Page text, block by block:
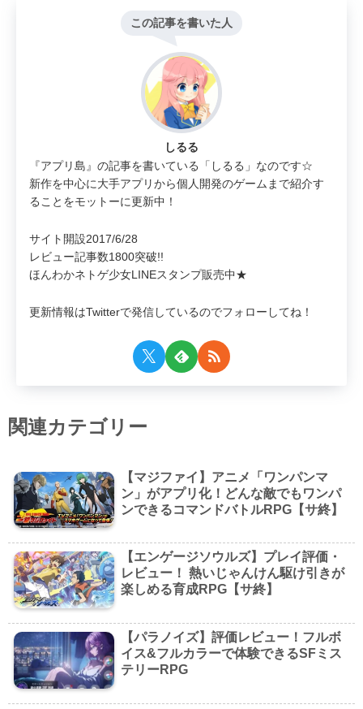
この記事を書いた人
しるる
『アプリ島』の記事を書いている「しるる」なのです☆
新作を中心に大手アプリから個人開発のゲームまで紹介す
ることをモットーに更新中！
サイト開設2017/6/28
レビュー記事数1800突破!!
ほんわかネトゲ少女LINEスタンプ販売中★
更新情報はTwitterで発信しているのでフォローしてね！
関連カテゴリー
【マジファイ】アニメ「ワンパンマ
ン」がアプリ化！どんな敵でもワンパ
ンできるコマンドバトルRPG【サ終】
【エンゲージソウルズ】プレイ評価・
レビュー！ 熱いじゃんけん駆け引きが
楽しめる育成RPG【サ終】
【パラノイズ】評価レビュー！フルボ
イス&フルカラーで体験できるSFミス
テリーRPG